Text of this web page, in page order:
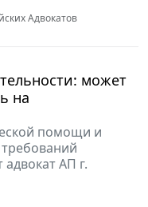
и какие
директор по
Валентина